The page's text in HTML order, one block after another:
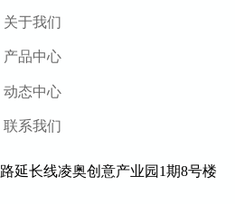
关于我们
产品中心
动态中心
联系我们
延长线凌奥创意产业园1期8号楼